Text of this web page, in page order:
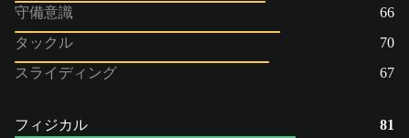
守備意識
66
タックル
70
スライディング
67
フィジカル
81